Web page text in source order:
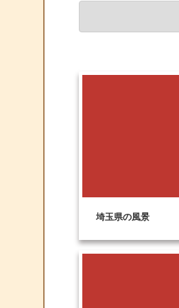
埼玉県の風景